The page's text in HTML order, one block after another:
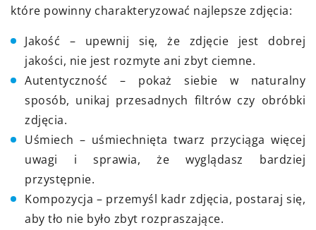
które powinny charakteryzować najlepsze zdjęcia:
Jakość – upewnij się, że zdjęcie jest dobrej
jakości, nie jest rozmyte ani zbyt ciemne.
Autentyczność – pokaż siebie w naturalny
sposób, unikaj przesadnych filtrów czy obróbki
zdjęcia.
Uśmiech – uśmiechnięta twarz przyciąga więcej
uwagi i sprawia, że wyglądasz bardziej
przystępnie.
Kompozycja – przemyśl kadr zdjęcia, postaraj się,
aby tło nie było zbyt rozpraszające.